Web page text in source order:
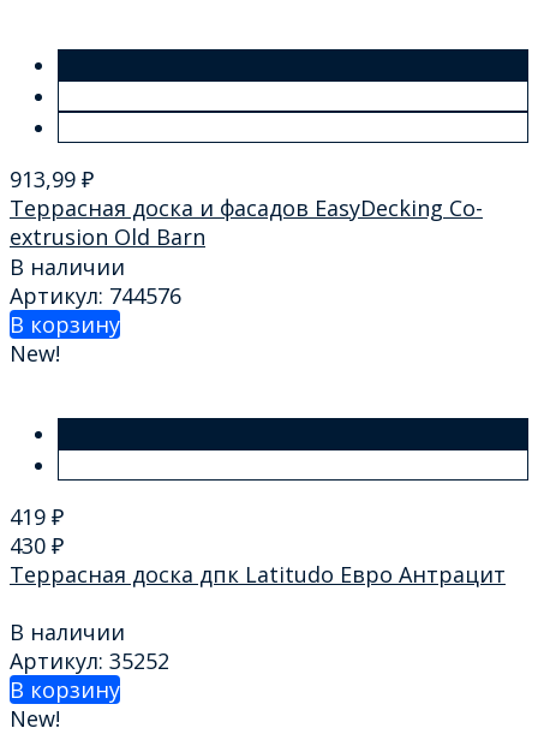
913,99 ₽
Террасная доска и фасадов EasyDecking Co-
extrusion Old Barn
В наличии
Артикул: 744576
В корзину
New!
419 ₽
430 ₽
Террасная доска дпк Latitudo Евро Антрацит
В наличии
Артикул: 35252
В корзину
New!